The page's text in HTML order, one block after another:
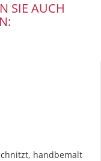
SIE AUCH
handbemalt